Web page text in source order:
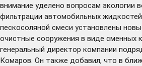
внимание уделено вопросам экологии
фильтрации автомобильных
пескосоляной смеси установлены
очистные сооружения в виде сменных
генеральный директор компании
Комаров. Он также добавил, что в